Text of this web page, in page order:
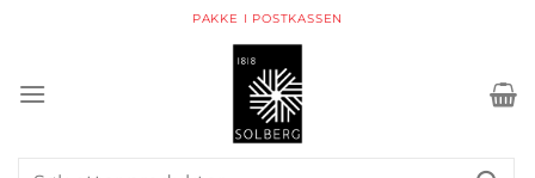
PAKKE I POSTKASSEN
Søk